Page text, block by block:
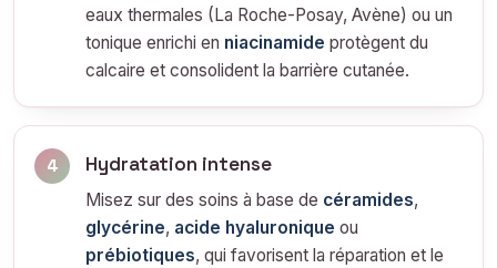
eaux thermales (La Roche-Posay, Avène) ou un
tonique enrichi en niacinamide protègent du
calcaire et consolident la barrière cutanée.
4 Hydratation intense
Misez sur des soins à base de céramides,
glycérine, acide hyaluronique ou
prébiotiques, qui favorisent la réparation et le